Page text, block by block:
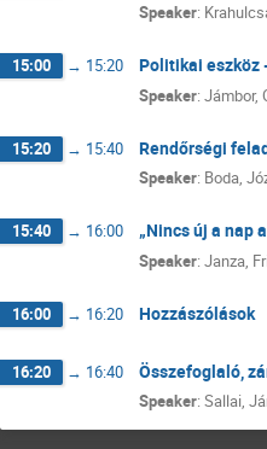
Speaker:
15:00 → 15:20 Politikai eszköz
Speaker: Jámbor,
15:20 → 15:40 Rendőrségi
Speaker: Boda,
15:40 → 16:00 „Nincs új a nap
Speaker: Janza,
16:00 → 16:20 Hozzászólások
16:20 → 16:40 Összefoglaló,
Speaker: Sallai,